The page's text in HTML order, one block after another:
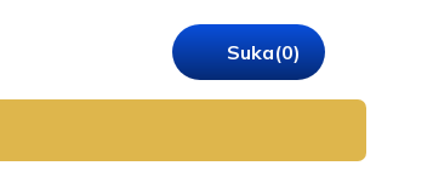
Suka(0)